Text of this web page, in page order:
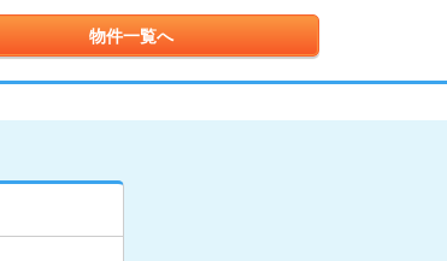
物件一覧へ